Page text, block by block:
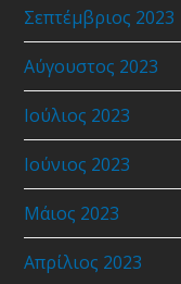
Σεπτέμβριος 2023
Αύγουστος 2023
Ιούλιος 2023
Ιούνιος 2023
Μάιος 2023
Απρίλιος 2023